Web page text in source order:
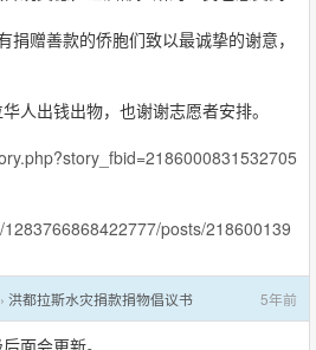
捐赠善款的侨胞们致以最诚挚的谢意，
人出钱出物，也谢谢志愿者安排。
posts/218600139
5年前
洪都拉斯水灾捐款捐物倡议书
面会更新。